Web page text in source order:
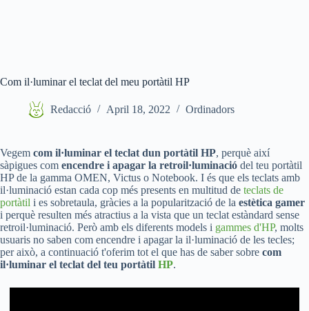
Com il·luminar el teclat del meu portàtil HP
Redacció April 18, 2022 Ordinadors
Vegem com il·luminar el teclat dun portàtil HP, perquè així
sàpigues com encendre i apagar la retroil·luminació del teu portàtil
HP de la gamma OMEN, Victus o Notebook. I és que els teclats amb
il·luminació estan cada cop més presents en multitud de teclats de
portàtil i es sobretaula, gràcies a la popularització de la estètica gamer
i perquè resulten més atractius a la vista que un teclat estàndard sense
retroil·luminació. Però amb els diferents models i gammes d'HP, molts
usuaris no saben com encendre i apagar la il·luminació de les tecles;
per això, a continuació t'oferim tot el que has de saber sobre com
il·luminar el teclat del teu portàtil HP.